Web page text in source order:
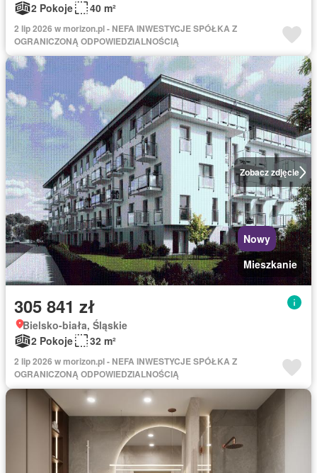
2 Pokoje
40 m²
2 lip 2026 w morizon.pl - NEFA INWESTYCJE SPÓŁKA Z
OGRANICZONĄ ODPOWIEDZIALNOŚCIĄ
Zobacz zdjęcie
Nowy
Mieszkanie
305 841 zł
Bielsko-biała, Śląskie
2 Pokoje
32 m²
2 lip 2026 w morizon.pl - NEFA INWESTYCJE SPÓŁKA Z
OGRANICZONĄ ODPOWIEDZIALNOŚCIĄ